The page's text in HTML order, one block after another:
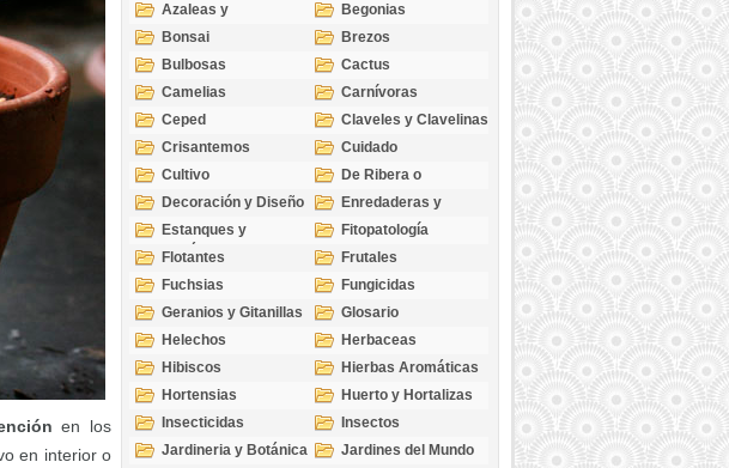
en los
en interior o
Azaleas y
Rododendros
Begonias
Bonsai
Brezos
Bulbosas
Cactus
Camelias
Carnívoras
Ceped
Claveles y Clavelinas
Crisantemos
Cuidado
Cultivo
De Ribera o
Palustres
Decoración y Diseño
Enredaderas y
cubresuelos
Estanques y
Acuáticas
Fitopatología
Flotantes
Frutales
Fuchsias
Fungicidas
Geranios y Gitanillas
Glosario
Helechos
Herbaceas
Hibiscos
Hierbas Aromáticas
Hortensias
Huerto y Hortalizas
Insecticidas
Insectos
Jardineria y Botánica
Jardines del Mundo